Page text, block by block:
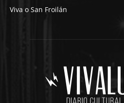
Viva o San Froilán